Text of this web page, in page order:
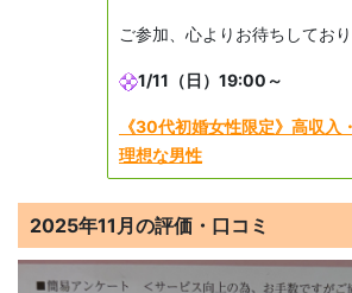
ご参加、心よりお待ちしてお
1/11（日）19:00～
《30代初婚女性限定》高収入
理想な男性
2025年11月の評価・口コミ